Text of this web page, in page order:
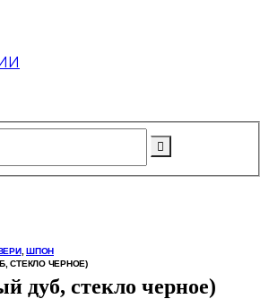
, ШПОН
СТЕКЛО ЧЕРНОЕ)
дуб, стекло черное)